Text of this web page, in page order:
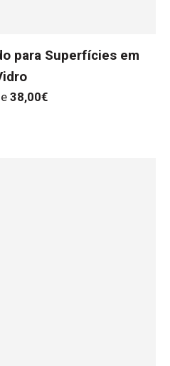
para Superfícies em
38,00€